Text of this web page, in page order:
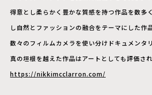
得意とし柔らかく豊かな質感を持つ作品を数多
し自然とファッションの融合をテーマにした作
数々のフィルムカメラを使い分けドキュメンタ
真の垣根を越えた作品はアートとしても評価され
https://nikkimcclarron.com/